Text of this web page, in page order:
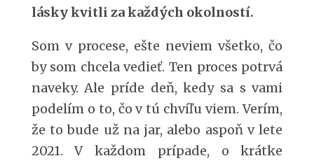
lásky kvitli za každých okolností.
Som v procese, ešte neviem všetko, čo
by som chcela vedieť. Ten proces potrvá
naveky. Ale príde deň, kedy sa s vami
podelím o to, čo v tú chvíľu viem. Verím,
že to bude už na jar, alebo aspoň v lete
2021. V každom prípade, o krátke